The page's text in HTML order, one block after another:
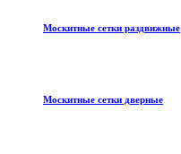
Москитные сетки раздвижные
Москитные сетки дверные